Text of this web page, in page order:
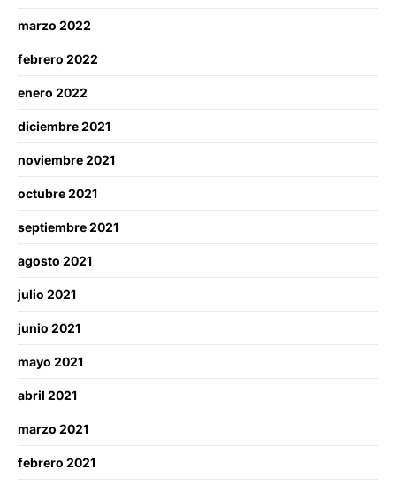
marzo 2022
febrero 2022
enero 2022
diciembre 2021
noviembre 2021
octubre 2021
septiembre 2021
agosto 2021
julio 2021
junio 2021
mayo 2021
abril 2021
marzo 2021
febrero 2021